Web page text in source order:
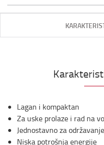
Lagan i kompaktan
Za uske prolaze i rad na
Jednostavno za održavanje
Niska potrošnja energije